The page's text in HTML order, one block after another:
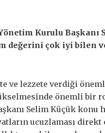
Kurulu Başkanı
değerini çok iyi bilen
ve lezzete verdiği
önemli bir
Selim Küçük konu
ucuzlaması